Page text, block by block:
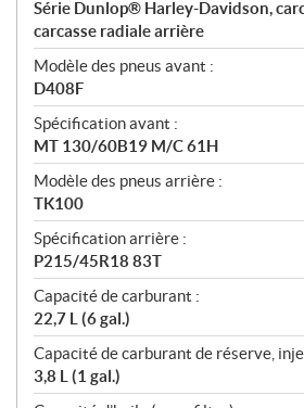
Série Dunlop® Harley-Davidson,
carcasse radiale arrière
Modèle des pneus avant :
D408F
Spécification avant :
MT 130/60B19 M/C 61H
Modèle des pneus arrière :
TK100
Spécification arrière :
P215/45R18 83T
Capacité de carburant :
22,7 L (6 gal.)
Capacité de carburant de réserve,
3,8 L (1 gal.)